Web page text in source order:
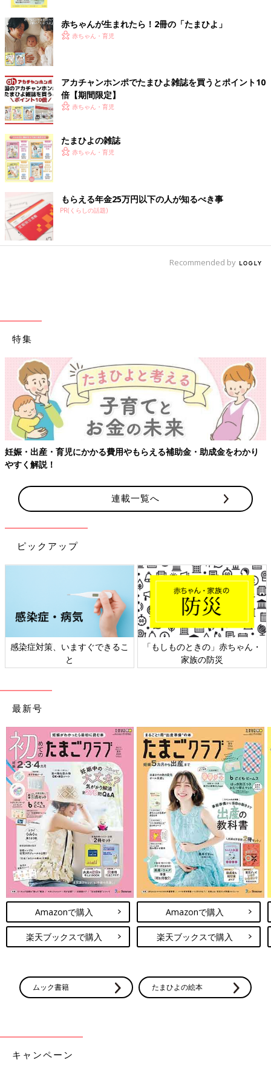
けいれん、胸の痛みがあるときは至急受診を
子どもに新型コロナワクチンを受けさせるとなると、心配なのが
副反応です。
――新型コロナワクチンの副反応は5～11歳でも、ほぼ同じと考
えていいのでしょうか。副反応が強く出やすい子はいるのでしょ
うか。
15歳の子どもの副反応の頻度とほぼ同じです。不安や緊張から動
悸（どうき）、息切れがしたり、めまいが起きたり、立ちくらみ
を起こして倒れたりする子は、とくに1
す。
――5歳の子が、不安や緊張から倒れたりすることもあるのでし
ょうか。
齋藤 5歳の子では、そうした副反応はまず見られません。た
だ、いきなりワクチン接種をするとなると、過度に不安を抱いた
人は受けていて、今度、子どもも受けられるようになったんだ
よ。ママもパパも注射したよ。ちょっと痛いけど、頑張れるか
な？」など、ワクチンの話を話題にする機会を作ってから、接種
するといいでしょう。
――親が新型コロナワクチンの副反応が強かった場合は、子ども
の副反応も強いのでしょうか。また受診が必要な副反応を教えて
ください。
齋藤 親の副反応が強かったからといって、子どもの副反応が強
受診がすぐに必要な状況は、新型コロナワクチン接種後、発熱と
一緒に
を起こしたときです。熱性けいれん（通常、生後
6か月から6歳までのお子さんに見られる病気です）と呼ばれます
が、とくに熱性けいれんの既往がある場合は注意が必要です。
「胸が痛い」「苦しい」と言ったり、息切れがある場合も同様
は、救急外来で診てもらいましょう。
心筋炎・心膜炎は、コロナ感染したときのほうが起
きやすく、重症化しやすい
新型コロナワクチンの副反応で、まれに10代、20代の男子に心
筋炎・心膜炎が見られます。5歳からの接種が始まるとなると、
心配するママ・パパは多いと思います。
ください。
齋藤 新型コロナワクチンの副反応による心筋炎・心膜炎につい
ては、2021年10月 厚生労働省が発表した「日本国内の10代・
20代で、ワクチン接種後に心筋炎・心膜炎が疑われた報告頻度／
ワクチンを受けた100万人あたり」によると、モデルナ社の新型
コロナワクチンを受けた12～19歳の男性では28.8人。ファイザ
ー社では3.7人でした。モデルナ社のほうが心筋炎・心膜炎の副
反応は多く見られました。
一方、12～19歳の女性ではモデルナ社の新型コロナワクチンを
受けて心筋炎・心膜炎の副反応が見られたのは０人。ファイザー
社では2.2人でした。
5～11歳の心筋炎・心膜炎の副反応が起きる頻度はまだ明らかに
なっていませんが、これまでの報告では、新型コロナワクチンの
副反応による心筋炎・心膜炎は軽症で、重症化例はありません。
2回目の接種の4日以内に胸の痛みや息苦しさを訴えるケースが多
いので、とくに2回目の接種のあとは、子どもの様子を注意深く
――心筋炎・心膜炎は、新型コロナに感染しても発症するのでし
コロナに感染し心筋炎・心膜炎が疑われた国内の報告頻度は、15
赤ちゃんが生まれたら！2冊の「たまひよ」
赤ちゃん・育児
アカチャンホンポでたまひよ雑誌を買うとポイント10
倍【期間限定】
赤ちゃん・育児
たまひよの雑誌
赤ちゃん・育児
もらえる年金25万円以下の人が知るべき事
PR(くらしの話題)
Recommended by
特集
妊娠・出産・育児にかかる費用やもらえる補助金・助成金をわかり
やすく解説！
連載一覧へ
ピックアップ
感染症対策、いますぐできるこ
と
「もしものときの」赤ちゃん・
家族の防災
最新号
Amazonで購入
楽天ブックスで購入
Amazonで購入
楽天ブックスで購入
ムック書籍 たまひよの絵本
キャンペーン